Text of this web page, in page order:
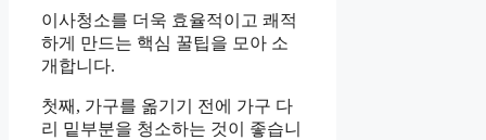
이사청소를 더욱 효율적이고 쾌적
하게 만드는 핵심 꿀팁을 모아 소
개합니다.
첫째, 가구를 옮기기 전에 가구 다
리 밑부분을 청소하는 것이 좋습니